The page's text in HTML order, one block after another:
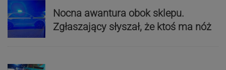
Nocna awantura obok sklepu.
Zgłaszający słyszał, że ktoś ma nóż